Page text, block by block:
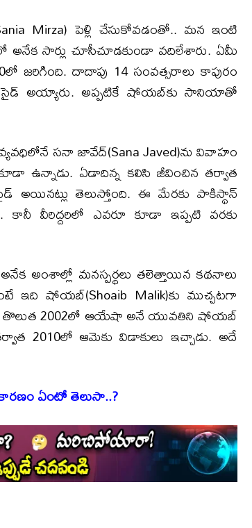
Mirza) పెళ్లి చేసుకోవడంతో.. మన ఇంటి
సార్లు చూసీచూడకుండా వదిలేశారు. ఏమీ
జరిగింది. దాదాపు 14 సంవత్సరాలు కాపురం
అయ్యారు. అప్పటికే షోయబ్‌కు సానియాతో
సనా జావేద్‌(Sana Javed)ను వివాహం
ఉన్నాడు. ఏడాదిన్న కలిసి జీవించిన తర్వాత
అయినట్లు తెలుస్తోంది. ఈ మేరకు పాకిస్థాన్
వీరిద్దరిలో ఎవరూ కూడా ఇప్పటి వరకు
అంశాల్లో మనస్పర్థలు తలెత్తాయిన కథనాలు
ఇది షోయబ్‌(Shoaib Malik)కు ముచ్చటగా
తొలుత 2002లో ఆయేషా అనే యువతిని షోయబ్
2010లో ఆమెకు విడాకులు ఇచ్చాడు. అదే
ఏంటో తెలుసా..?